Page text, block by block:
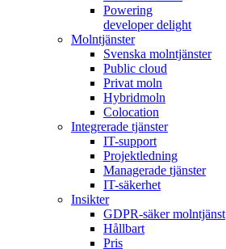
Powering
developer delight
Molntjänster
Svenska molntjänster
Public cloud
Privat moln
Hybridmoln
Colocation
Integrerade tjänster
IT-support
Projektledning
Managerade tjänster
IT-säkerhet
Insikter
GDPR-säker molntjänst
Hållbart
Pris